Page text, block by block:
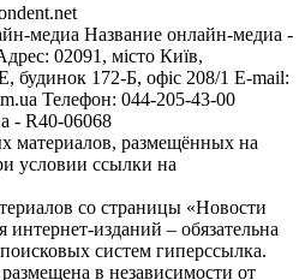
медиа Название онлайн-медиа -
02091, місто Київ,
172-Б, офіс 208/1 E-mail:
Телефон: 044-205-43-00
- R40-06068
материалов, размещённых на
условии ссылки на
со страницы «Новости
изданий – обязательна
систем гиперссылка.
в независимости от